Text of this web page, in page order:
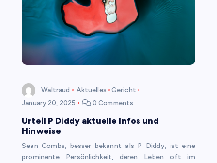
Waltraud Aktuelles
Gericht
January 20, 2025
0 Comments
Urteil P Diddy aktuelle Infos und
Hinweise
Sean Combs, besser bekannt als P Diddy, ist eine
prominente Persönlichkeit, deren Leben oft im